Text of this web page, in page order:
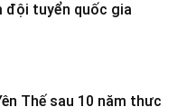
đội tuyển quốc gia
Thế sau 10 năm thực